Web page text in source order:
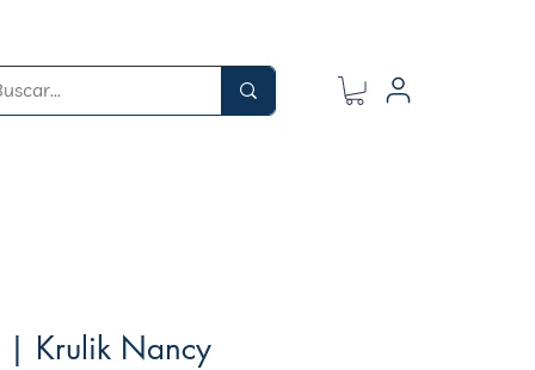
| Krulik Nancy